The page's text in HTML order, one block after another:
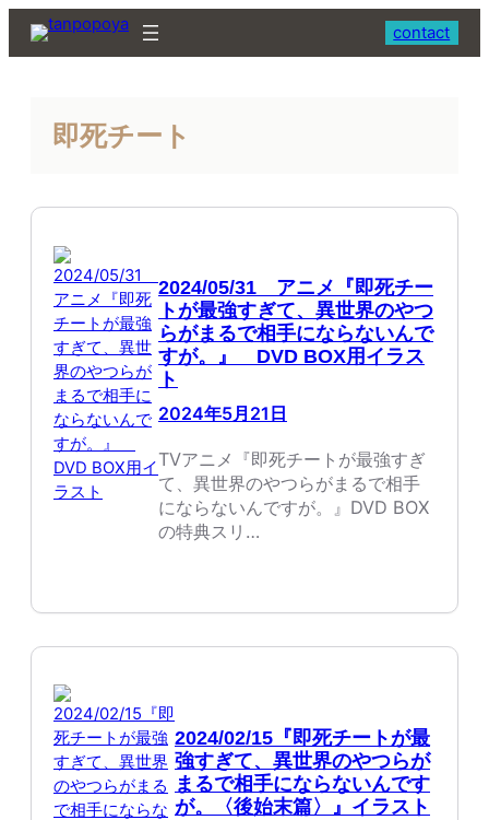
contact
即死チート
2024/05/31 アニメ『即死チー
トが最強すぎて、異世界のやつ
らがまるで相手にならないんで
すが。』 DVD BOX用イラス
ト
2024年5月21日
TVアニメ『即死チートが最強すぎ
て、異世界のやつらがまるで相手
にならないんですが。』DVD BOX
の特典スリ…
2024/02/15『即死チートが最
強すぎて、異世界のやつらが
まるで相手にならないんです
が。〈後始末篇〉』イラスト